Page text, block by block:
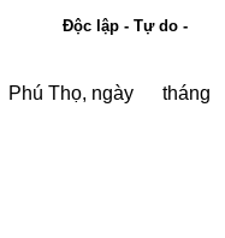
Độc lập - Tự do -
Phú Thọ, ngày tháng